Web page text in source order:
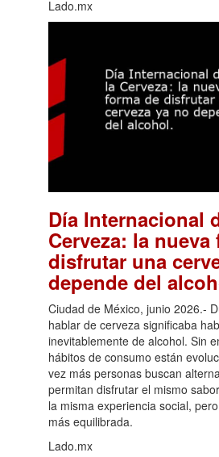
Lado.mx
Día Internacional
Cerveza: la nueva
disfrutar una
depende del
Ciudad de México, junio 2026.-
hablar de cerveza significaba
inevitablemente de alcohol. Sin
hábitos de consumo están
vez más personas buscan
permitan disfrutar el mismo
la misma experiencia social,
más equilibrada.
Lado.mx